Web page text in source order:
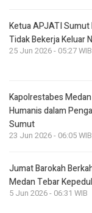
Ketua APJATI
Tidak Bekerja Keluar
25 Jun 2026 - 05:27 WIB
Kapolrestabes
Humanis dalam
Sumut
23 Jun 2026 - 06:05 WIB
Jumat Barokah
Medan Tebar
5 Jun 2026 - 06:31 WIB